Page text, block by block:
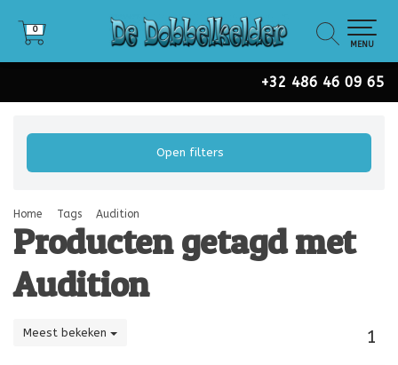
+32 486 46 09 65
0
0
MENU
Open filters
Home Tags Audition
Producten getagd met
Audition
Meest bekeken 1